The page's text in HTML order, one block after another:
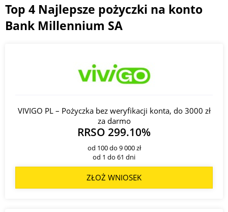
Tczew Dąbrowskiego 13;
Starogard Gdański Droga Nowowiejska 9a;
Suwałki Dwernickiego 15;
Bytom Dworcowa 13, Bytom;
Chełmno Dworcowa 3, Chełmno;
Bydgoszcz Dworcowa 4, Bydgoszcz;
Bydgoszcz Dworcowa 73, Bydgoszcz;
Konin Dworcowa 15;
Warszawa Dzika 4, Warszawa;
Top 4 Najlepsze pożyczki na konto
Bank Millennium SA
VIVIGO PL – Pożyczka bez weryfikacji konta, do 3000 zł
za darmo
RRSO 299.10%
od 100 do 9 000 zł
od 1 do 61 dni
ZŁOŻ WNIOSEK